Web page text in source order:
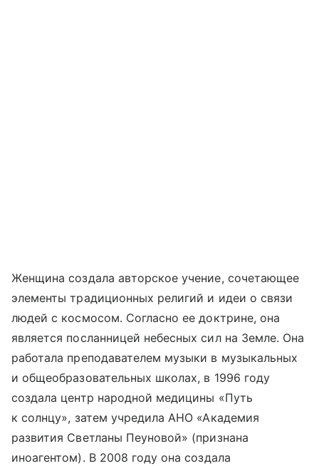
Женщина создала авторское учение, сочетающее
элементы традиционных религий и идеи о связи
людей с космосом. Согласно ее доктрине, она
является посланницей небесных сил на Земле. Она
работала преподавателем музыки в музыкальных
и общеобразовательных школах, в 1996 году
создала центр народной медицины «Путь
к солнцу», затем учредила АНО «Академия
развития Светланы Пеуновой» (признана
иноагентом). В 2008 году она создала